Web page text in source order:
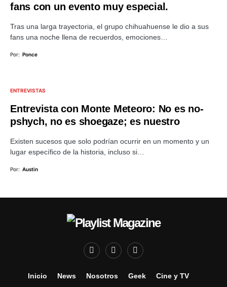
fans con un evento muy especial.
Tras una larga trayectoria, el grupo chihuahuense le dio a sus
fans una noche llena de recuerdos, emociones…
Por: Ponce
ENTREVISTAS
Entrevista con Monte Meteoro: No es no-
pshych, no es shoegaze; es nuestro
Existen sucesos que solo podrían ocurrir en un momento y un
lugar específico de la historia, incluso si…
Por: Austin
Inicio News Nosotros Geek
Cine y TV